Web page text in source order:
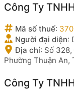
Công Ty
Mã số thuế:
Người đại diện:
Địa chỉ: Số
Phường Thuận An,
Công Ty